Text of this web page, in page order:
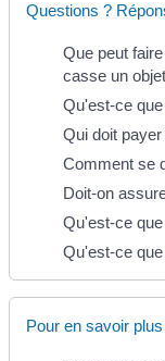
Questions ?
Que peut
casse un
Qu'est-ce
Qui doit
Comment se
Doit-on
Qu'est-ce
Qu'est-ce
Pour en savoir plus